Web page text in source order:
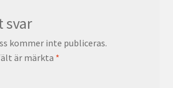
svar
kommer inte publiceras.
är märkta *